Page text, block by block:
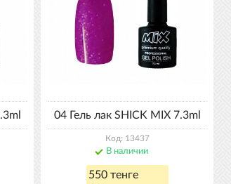
04 Гель лак SHICK MIX 7.3ml
Код: 13437
В наличии
550 тенге